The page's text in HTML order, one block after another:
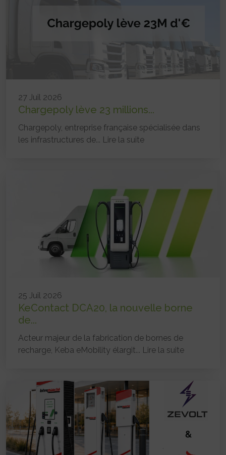
27 Juil 2026
Chargepoly lève 23 millions...
Chargepoly, entreprise française spécialisée dans
les infrastructures de... Lire la suite
25 Juil 2026
KeContact DCA20, la nouvelle borne
de...
Acteur majeur de la fabrication de bornes de
recharge, Keba eMobility élargit... Lire la suite